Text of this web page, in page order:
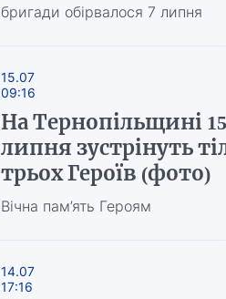
бригади обірвалося 7 липня
15.07
09:16
На Тернопільщині 15
липня зустрінуть
трьох Героїв (фото)
Вічна пам’ять Героям
14.07
17:16